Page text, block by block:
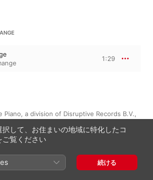
1:29
Piano, a division of Disruptive Records B.V.,
して、お住まいの地域に特化したコ
ご覧ください
続ける